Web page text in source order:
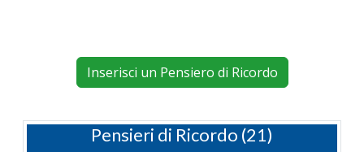
Inserisci un Pensiero di Ricordo
Pensieri di Ricordo (21)